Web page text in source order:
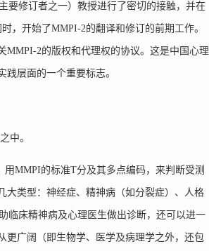
要修订者之一）教授进行了密切的接触，并在
，开始了MMPI-2的翻译和修订的前期工作。
MMPI-2的版权和代理权的协议。这是中国心理
层面的一个重要标志。
中。
MMPI的标准T分及其多点编码，来判断受测
大类型：神经症、精神病（如分裂症）、人格
临床精神病及心理医生做出诊断，还可以进一
更广阔（即生物学、医学及病理学之外，还包